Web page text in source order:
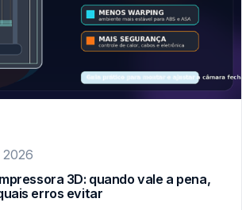
3D: quando vale a pena,
erros evitar